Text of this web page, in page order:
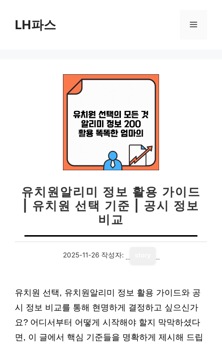
LH파스 메
유치원알리미 정보 활용 가이드
| 유치원 선택 기준 | 공시 정보
비교
2025-11-26 작성자:
유치원 선택, 유치원알리미 정보 활용 가이드와 공
시 정보 비교를 통해 현명하게 결정하고 싶으신가
요? 어디서부터 어떻게 시작해야 할지 막막하셨다
면, 이 글에서 핵심 기준들을 명확하게 제시해 드립